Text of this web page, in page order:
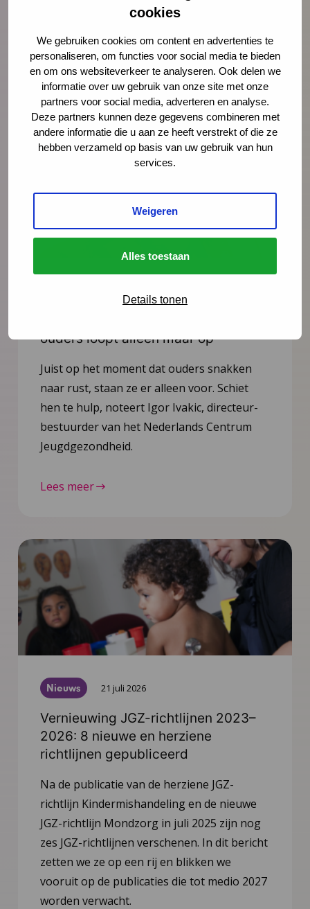
cookies
We gebruiken cookies om content en advertenties te
personaliseren, om functies voor social media te bieden
en om ons websiteverkeer te analyseren. Ook delen we
informatie over uw gebruik van onze site met onze
partners voor social media, adverteren en analyse.
Deze partners kunnen deze gegevens combineren met
andere informatie die u aan ze heeft verstrekt of die ze
hebben verzameld op basis van uw gebruik van hun
services.
Weigeren
Alles toestaan
Details tonen
Blijf op de hoogte van alles rondom het thema
ouderschap viawww.ouderscentraal.nl
ouders loopt alleen maar op
Juist op het moment dat ouders snakken
naar rust, staan ze er alleen voor. Schiet
hen te hulp, noteert Igor Ivakic, directeur-
bestuurder van het Nederlands Centrum
Jeugdgezondheid.
Lees meer
Nieuws 21 juli 2026
Vernieuwing JGZ-richtlijnen 2023–
2026: 8 nieuwe en herziene
richtlijnen gepubliceerd
Na de publicatie van de herziene JGZ-
richtlijn Kindermishandeling en de nieuwe
JGZ-richtlijn Mondzorg in juli 2025 zijn nog
zes JGZ-richtlijnen verschenen. In dit bericht
zetten we ze op een rij en blikken we
vooruit op de publicaties die tot medio 2027
worden verwacht.